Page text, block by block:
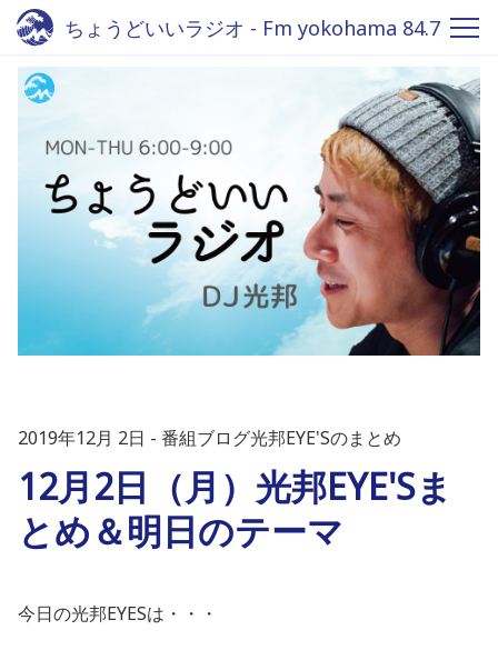
ちょうどいいラジオ - Fm yokohama 84.7
2019年12月 2日 番組ブログ光邦EYE'Sのまとめ
12月2日（月）光邦EYE'Sま
とめ＆明日のテーマ
今日の光邦EYESは・・・